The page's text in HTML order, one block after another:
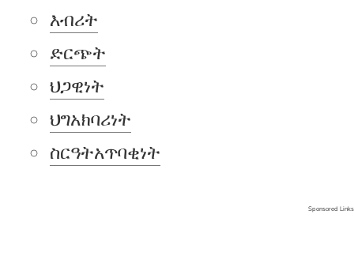
እብሪት
ድርጭት
ህጋዊነት
ህግአክባሪነት
ስርዓትአጥባቂነት
Sponsored Links